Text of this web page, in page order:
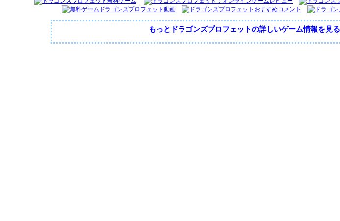
もっとドラゴンズプロフェットの詳しいゲーム情報を見る